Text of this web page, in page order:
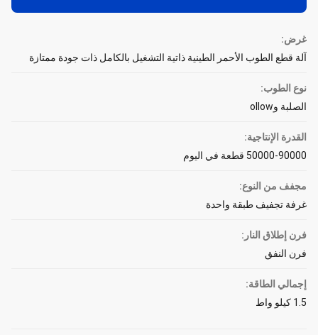
غرض:
آلة قطع الطوب الأحمر الطينية ذاتية التشغيل بالكامل ذات جودة ممتازة
نوع الطوب:
الصلبة وollow
القدرة الإنتاجية:
50000-90000 قطعة في اليوم
مجفف من النوع:
غرفة تجفيف طبقة واحدة
فرن إطلاق النار:
فرن النفق
إجمالي الطاقة:
1.5 كيلو واط